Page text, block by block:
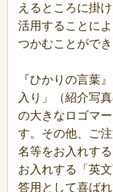
えるところに掛
活用することに
つかむことができ
『ひかりの言葉
入り」（紹介写
の大きなロゴマ
す。その他、ご
名等をお入れす
お入れする「英
答用として喜ば